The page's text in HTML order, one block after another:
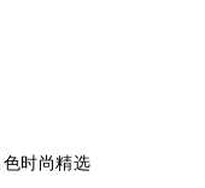
时尚精选